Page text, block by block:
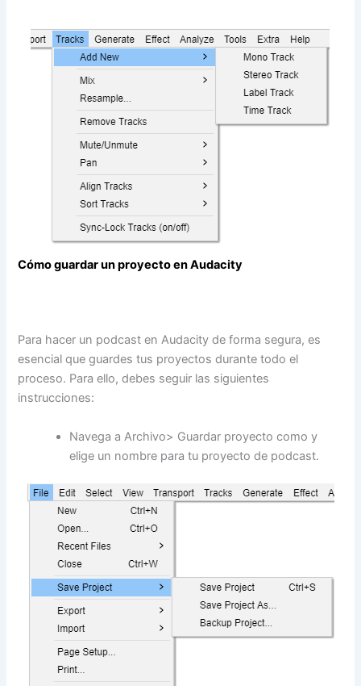
Cómo guardar un proyecto en Audacity
Para hacer un podcast en Audacity de forma segura, es
esencial que guardes tus proyectos durante todo el
proceso. Para ello, debes seguir las siguientes
instrucciones:
Navega a Archivo> Guardar proyecto como y
elige un nombre para tu proyecto de podcast.